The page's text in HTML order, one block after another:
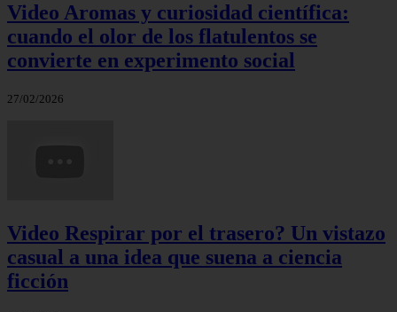
Video Aromas y curiosidad científica:
cuando el olor de los flatulentos se
convierte en experimento social
27/02/2026
Video Respirar por el trasero? Un vistazo
casual a una idea que suena a ciencia
ficción